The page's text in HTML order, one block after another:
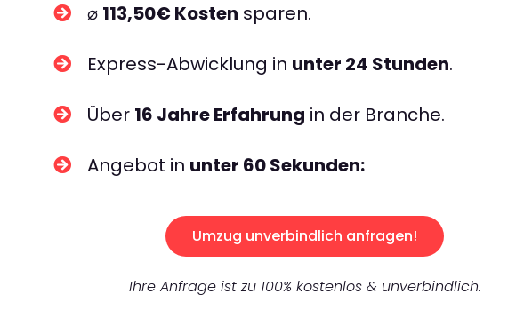
⌀ 113,50€ Kosten sparen.
Express-Abwicklung in unter 24 Stunden.
Über 16 Jahre Erfahrung in der Branche.
Angebot in unter 60 Sekunden:
Umzug unverbindlich anfragen!
Ihre Anfrage ist zu 100% kostenlos & unverbindlich.